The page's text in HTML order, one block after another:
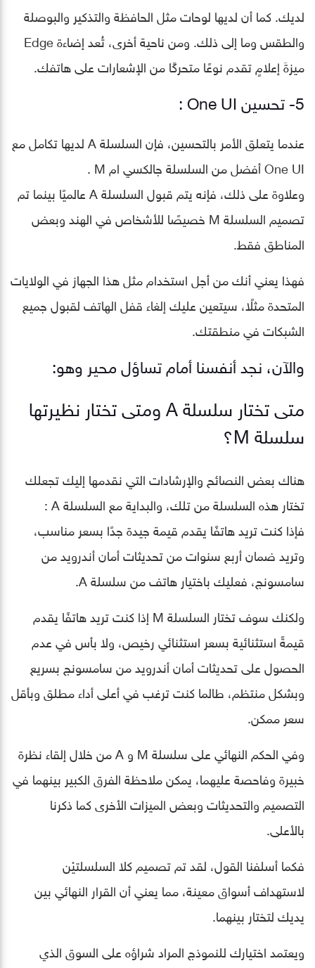
لديك. كما أن لديها لوحات مثل الحافظة والتذكير والبوصلة
والطقس وما إلى ذلك. ومن ناحية أخرى، تُعد إضاءة Edge
ميزةَ إعلامٍ تقدم نوعًا متحركًا من الإشعارات على هاتفك.
5- تحسين One UI :
عندما يتعلق الأمر بالتحسين، فإن السلسلة A لديها تكامل مع
One UI أفضل من السلسلة جالكسي ام M .
وعلاوة على ذلك، فإنه يتم قبول السلسلة A عالميًا بينما تم
تصميم السلسلة M خصيصًا للأشخاص في الهند وبعض
المناطق فقط.
فهذا يعني أنك من أجل استخدام مثل هذا الجهاز في الولايات
المتحدة مثلًا، سيتعين عليك إلغاء قفل الهاتف لقبول جميع
الشبكات في منطقتك.
والآن، نجد أنفسنا أمام تساؤل محير وهو:
متى تختار سلسلة A ومتى تختار نظيرتها
سلسلة M؟
هناك بعض النصائح والإرشادات التي نقدمها إليك تجعلك
تختار هذه السلسلة من تلك، والبداية مع السلسلة A :
فإذا كنت تريد هاتفًا يقدم قيمة جيدة جدًا بسعر مناسب،
وتريد ضمان أربع سنوات من تحديثات أمان أندرويد من
سامسونج، فعليك باختيار هاتف من سلسلة A.
ولكنك سوف تختار السلسلة M إذا كنت تريد هاتفًا يقدم
قيمةً استثنائية بسعر استثنائي رخيص، ولا بأس في عدم
الحصول على تحديثات أمان أندرويد من سامسونج بسريع
وبشكل منتظم، طالما كنت ترغب في أعلى أداء مطلق وبأقل
سعر ممكن.
وفي الحكم النهائي على سلسلة M و A من خلال إلقاء نظرة
خبيرة وفاحصة عليهما، يمكن ملاحظة الفرق الكبير بينهما في
التصميم والتحديثات وبعض الميزات الأخرى كما ذكرنا
بالأعلى.
فكما أسلفنا القول، لقد تم تصميم كلا السلسلتيْن
لاستهداف أسواق معينة، مما يعني أن القرار النهائي بين
يديك لتختار بينهما.
ويعتمد اختيارك للنموذج المراد شراؤه على السوق الذي